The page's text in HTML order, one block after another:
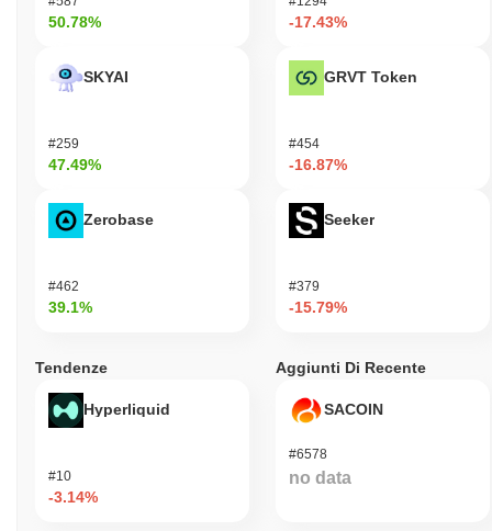
50.78%
SKYAI
#259
47.49%
Zerobase
#462
39.1%
-17.43%
GRVT Token
#454
-16.87%
Seeker
#379
-15.79%
Tendenze
Hyperliquid
#10
-3.14%
Aggiunti Di Recente
SACOIN
#6578
no data